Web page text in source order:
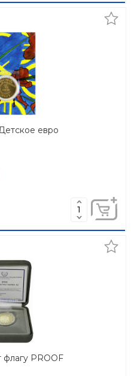
евро
флагу PROOF